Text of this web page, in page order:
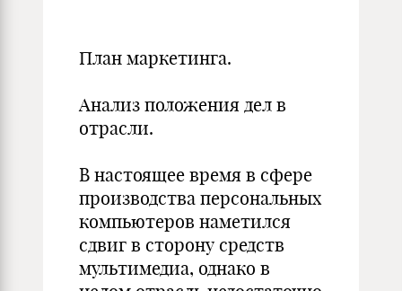
План маркетинга.
Анализ положения дел в
отрасли.
В настоящее время в сфере
производства персональных
компьютеров наметился
сдвиг в сторону средств
мультимедиа, однако в